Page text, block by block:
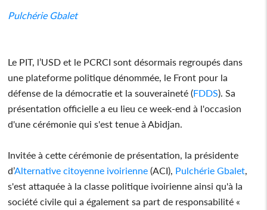
Pulchérie Gbalet
Le PIT, l’USD et le PCRCI sont désormais regroupés dans
une plateforme politique dénommée, le Front pour la
défense de la démocratie et la souveraineté (FDDS). Sa
présentation officielle a eu lieu ce week-end à l'occasion
d'une cérémonie qui s'est tenue à Abidjan.
Invitée à cette cérémonie de présentation, la présidente
d’Alternative citoyenne ivoirienne (ACI), Pulchérie Gbalet,
s'est attaquée à la classe politique ivoirienne ainsi qu'à la
société civile qui a également sa part de responsabilité «